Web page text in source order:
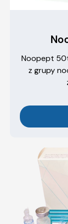
Noopept
z grupy